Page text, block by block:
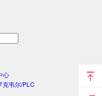
心
克韦尔/PLC